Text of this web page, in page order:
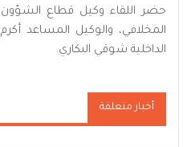
حضر اللقاء وكيل قطاع الشؤون
المخلافي، والوكيل المساعد
الداخلية شوقي البكاري.
أخبار متعلقة